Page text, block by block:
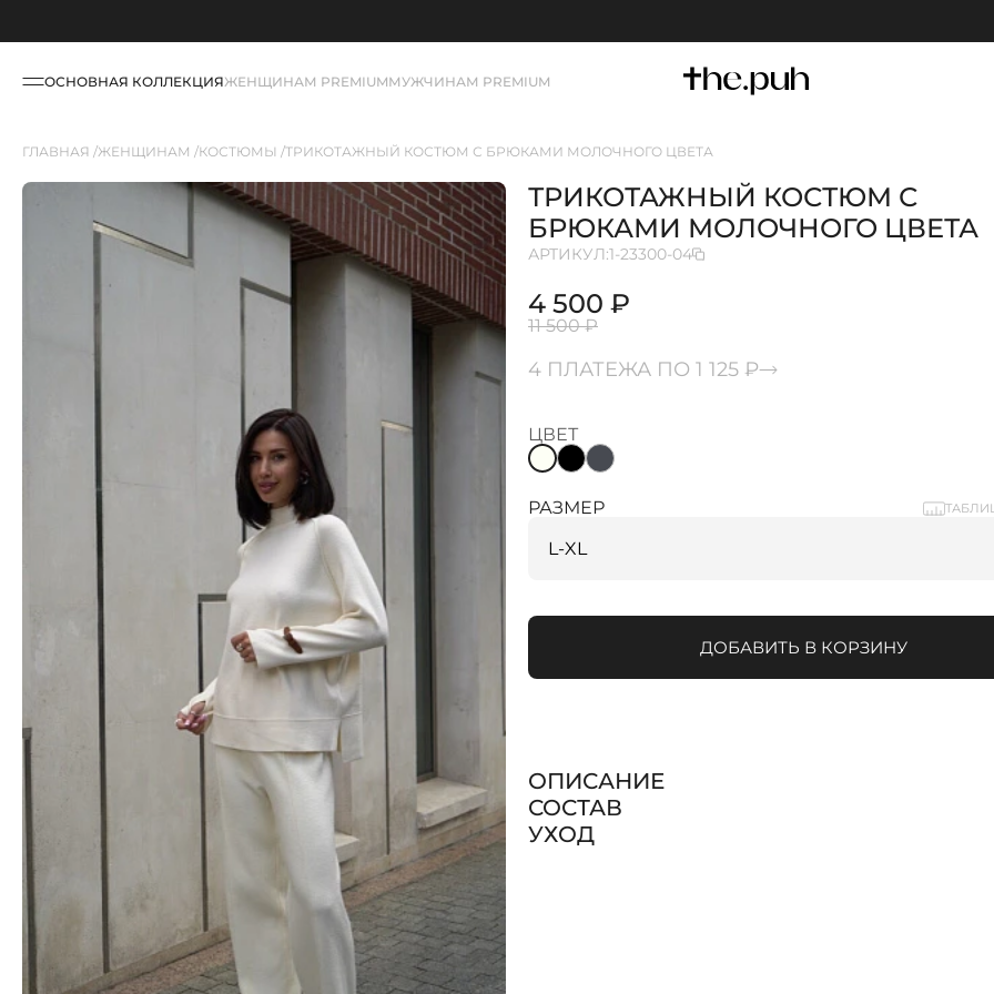
ОСНОВНАЯ КОЛЛЕКЦИЯЖЕНЩИНАМ PREMIUMМУЖЧИНАМ PREMIUM
ГЛАВНАЯ ЖЕНЩИНАМ КОСТЮМЫ ТРИКОТАЖНЫЙ КОСТЮМ С БРЮКАМИ МОЛОЧНОГО ЦВЕТА
ТРИКОТАЖНЫЙ КОСТЮМ С
БРЮКАМИ МОЛОЧНОГО ЦВЕТА
АРТИКУЛ:1-23300-04
4 500 ₽
11 500 ₽
4 ПЛАТЕЖА ПО 1 125 ₽
ЦВЕТ
РАЗМЕР
ДОБАВИТЬ В КОРЗИНУ
ОПИСАНИЕ
СОСТАВ
УХОД